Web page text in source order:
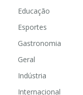
Educação
Esportes
Gastronomia
Geral
Indústria
Internacional